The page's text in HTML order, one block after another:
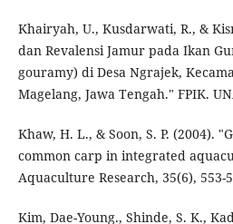
Khairyah, U., Kusdarwati, R., &
dan Revalensi Jamur pada Ikan
gouramy) di Desa Ngrajek,
Magelang, Jawa Tengah." FPIK.
Khaw, H. L., & Soon, S. P. (2004).
common carp in integrated
Aquaculture Research, 35(6), 553-
Kim, Dae-Young., Shinde, S. K.,